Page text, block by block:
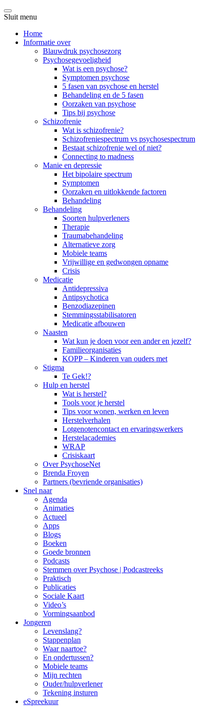
Sluit menu
Home
Informatie over
Blauwdruk psychosezorg
Psychosegevoeligheid
Wat is een psychose?
Symptomen psychose
5 fasen van psychose en herstel
Behandeling en de 5 fasen
Oorzaken van psychose
Tips bij psychose
Schizofrenie
Wat is schizofrenie?
Schizofreniespectrum vs psychosespectrum
Bestaat schizofrenie wel of niet?
Connecting to madness
Manie en depressie
Het bipolaire spectrum
Symptomen
Oorzaken en uitlokkende factoren
Behandeling
Behandeling
Soorten hulpverleners
Therapie
Traumabehandeling
Alternatieve zorg
Mobiele teams
Vrijwillige en gedwongen opname
Crisis
Medicatie
Antidepressiva
Antipsychotica
Benzodiazepinen
Stemmingsstabilisatoren
Medicatie afbouwen
Naasten
Wat kun je doen voor een ander en jezelf?
Familieorganisaties
KOPP – Kinderen van ouders met
Stigma
Te Gek!?
Hulp en herstel
Wat is herstel?
Tools voor je herstel
Tips voor wonen, werken en leven
Herstelverhalen
Lotgenotencontact en ervaringswerkers
Herstelacademies
WRAP
Crisiskaart
Over PsychoseNet
Brenda Froyen
Partners (bevriende organisaties)
Snel naar
Agenda
Animaties
Actueel
Apps
Blogs
Boeken
Goede bronnen
Podcasts
Stemmen over Psychose | Podcastreeks
Praktisch
Publicaties
Sociale Kaart
Video’s
Vormingsaanbod
Jongeren
Levenslang?
Stappenplan
Waar naartoe?
En ondertussen?
Mobiele teams
Mijn rechten
Ouder/hulpverlener
Tekening insturen
eSpreekuur